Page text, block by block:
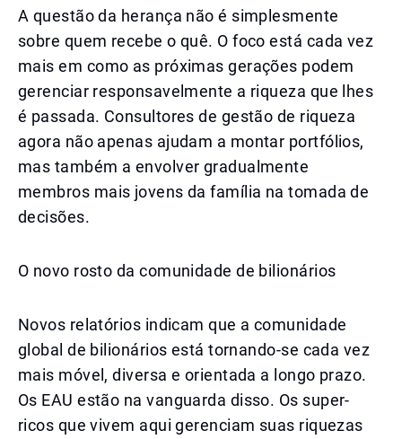
A questão da herança não é simplesmente
sobre quem recebe o quê. O foco está cada vez
mais em como as próximas gerações podem
gerenciar responsavelmente a riqueza que lhes
é passada. Consultores de gestão de riqueza
agora não apenas ajudam a montar portfólios,
mas também a envolver gradualmente
membros mais jovens da família na tomada de
decisões.
O novo rosto da comunidade de bilionários
Novos relatórios indicam que a comunidade
global de bilionários está tornando-se cada vez
mais móvel, diversa e orientada a longo prazo.
Os EAU estão na vanguarda disso. Os super-
ricos que vivem aqui gerenciam suas riquezas